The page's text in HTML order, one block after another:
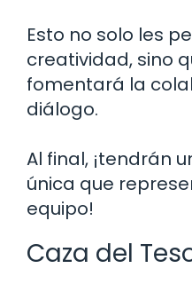
Esto no solo les
creatividad, sino
fomentará la
diálogo.
Al final, ¡tendrán
única que
equipo!
Caza del